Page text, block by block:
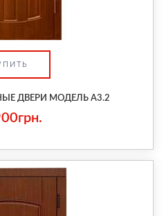
ДВЕРИ МОДЕЛЬ А3.2